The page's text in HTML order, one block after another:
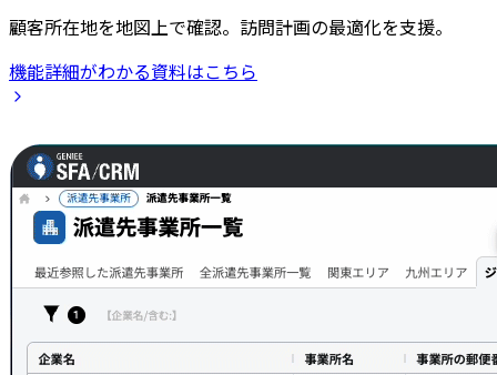
顧客所在地を地図上で確認。訪問計画の最適化を支援。
機能詳細がわかる資料はこちら